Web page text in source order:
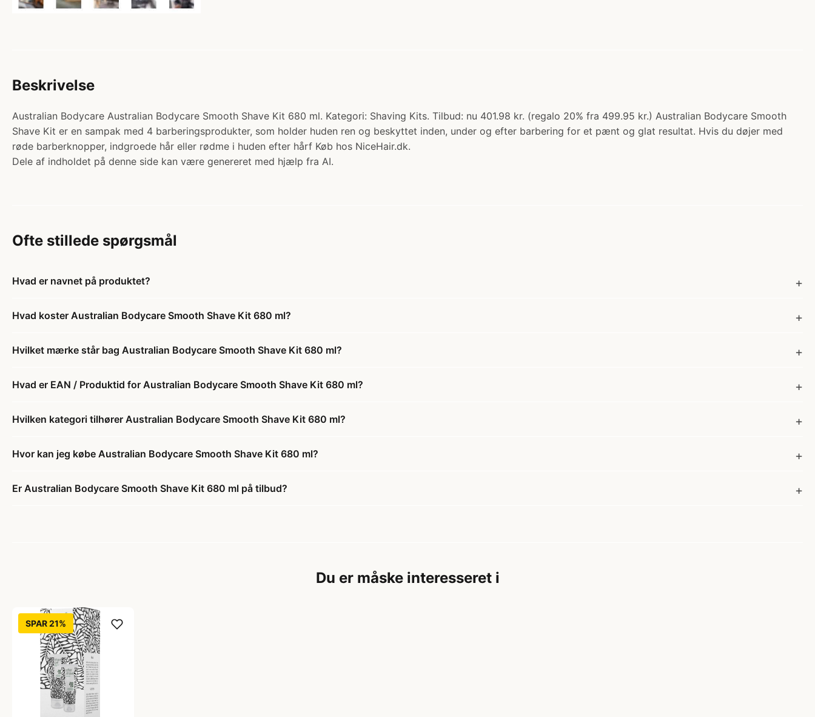
Beskrivelse
Australian Bodycare Australian Bodycare Smooth Shave Kit 680 ml. Kategori: Shaving Kits. Tilbud: nu 401.98 kr. (regalo 20% fra 499.95 kr.) Australian Bodycare Smooth
Shave Kit er en sampak med 4 barberingsprodukter, som holder huden ren og beskyttet inden, under og efter barbering for et pænt og glat resultat. Hvis du døjer med
røde barberknopper, indgroede hår eller rødme i huden efter hårf Køb hos NiceHair.dk.
Dele af indholdet på denne side kan være genereret med hjælp fra AI.
Ofte stillede spørgsmål
Hvad er navnet på produktet?
Hvad koster Australian Bodycare Smooth Shave Kit 680 ml?
Hvilket mærke står bag Australian Bodycare Smooth Shave Kit 680 ml?
Hvad er EAN / Produktid for Australian Bodycare Smooth Shave Kit 680 ml?
Hvilken kategori tilhører Australian Bodycare Smooth Shave Kit 680 ml?
Hvor kan jeg købe Australian Bodycare Smooth Shave Kit 680 ml?
Er Australian Bodycare Smooth Shave Kit 680 ml på tilbud?
Du er måske interesseret i
SPAR 21%